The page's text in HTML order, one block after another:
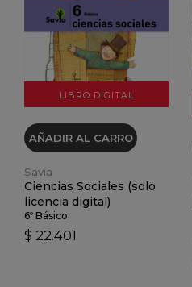
LIBRO DIGITAL
VER DETALLES
AÑADIR AL CARRO
Savia
Ciencias Sociales (solo
licencia digital)
6º Básico
$ 22.401